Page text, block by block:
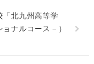
「北九州高等学
ナルコース－）